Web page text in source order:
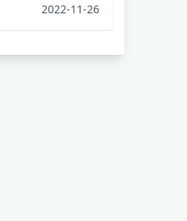
2022-11-26